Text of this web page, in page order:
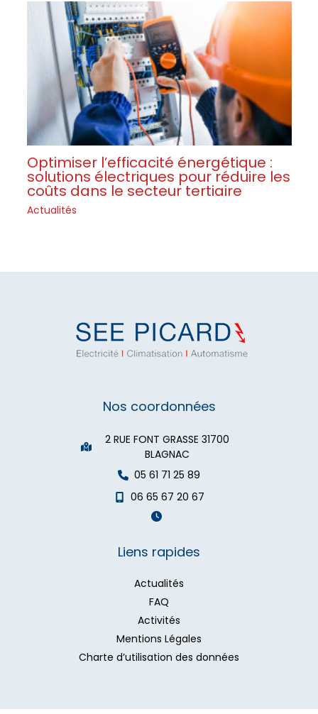
Optimiser l’efficacité énergétique :
solutions électriques pour réduire les
coûts dans le secteur tertiaire
Actualités
Nos coordonnées
2 RUE FONT GRASSE 31700
BLAGNAC
05 61 71 25 89
06 65 67 20 67
Liens rapides
Actualités
FAQ
Activités
Mentions Légales
Charte d’utilisation des données